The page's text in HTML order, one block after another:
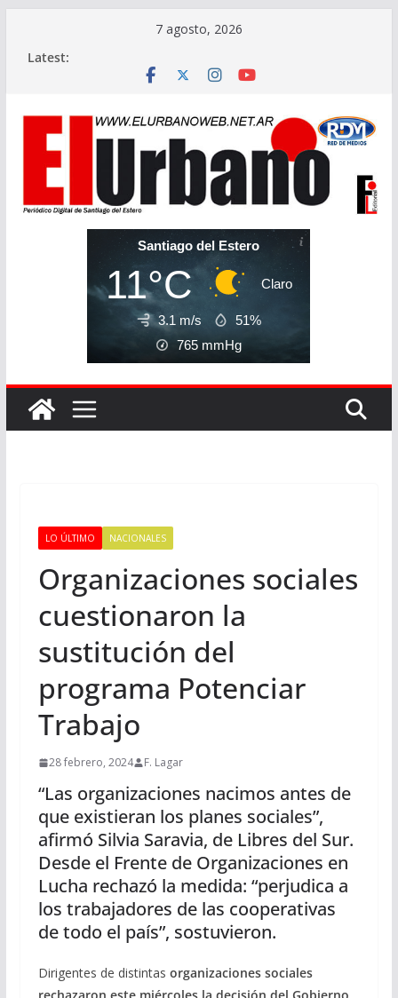
7 agosto, 2026
Latest:
Santiago del Estero
11°C Claro
3.1 m/s
51%
765 mmHg
LO ÚLTIMO NACIONALES
Organizaciones sociales
cuestionaron la
sustitución del
programa Potenciar
Trabajo
28 febrero, 2024 F. Lagar
“Las organizaciones nacimos antes de
que existieran los planes sociales”,
afirmó Silvia Saravia, de Libres del Sur.
Desde el Frente de Organizaciones en
Lucha rechazó la medida: “perjudica a
los trabajadores de las cooperativas
de todo el país”, sostuvieron.
Dirigentes de distintas organizaciones sociales